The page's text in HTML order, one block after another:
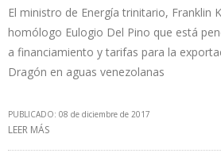
El ministro de Energía trinitario, Franklin
homólogo Eulogio Del Pino que está
a financiamiento y tarifas para la
Dragón en aguas venezolanas
PUBLICADO: 08 de diciembre de 2017
LEER MÁS